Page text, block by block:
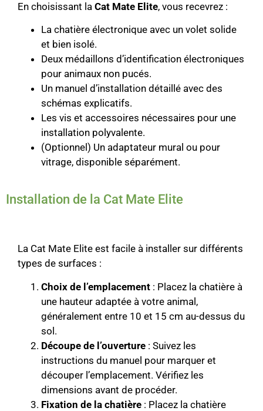
En choisissant la Cat Mate Elite, vous recevrez :
La chatière électronique avec un volet solide
et bien isolé.
Deux médaillons d’identification électroniques
pour animaux non pucés.
Un manuel d’installation détaillé avec des
schémas explicatifs.
Les vis et accessoires nécessaires pour une
installation polyvalente.
(Optionnel) Un adaptateur mural ou pour
vitrage, disponible séparément.
Installation de la Cat Mate Elite
La Cat Mate Elite est facile à installer sur différents
types de surfaces :
Choix de l’emplacement : Placez la chatière à
une hauteur adaptée à votre animal,
généralement entre 10 et 15 cm au-dessus du
sol.
Découpe de l’ouverture : Suivez les
instructions du manuel pour marquer et
découper l’emplacement. Vérifiez les
dimensions avant de procéder.
Fixation de la chatière : Placez la chatière